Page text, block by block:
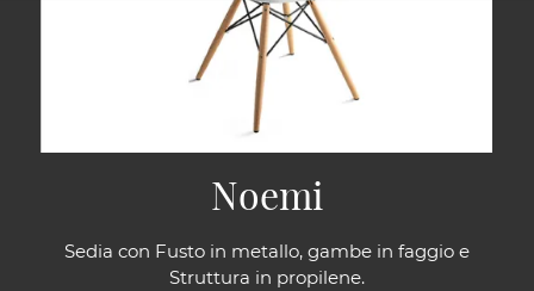
Sedia con Fusto in metallo, gambe in faggio e
Struttura in propilene.
Noemi